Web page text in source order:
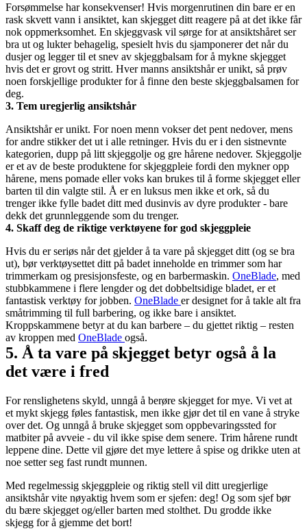
Forsømmelse har konsekvenser! Hvis morgenrutinen din bare er en
rask skvett vann i ansiktet, kan skjegget ditt reagere på at det ikke får
nok oppmerksomhet. En skjeggvask vil sørge for at ansiktshåret ser
bra ut og lukter behagelig, spesielt hvis du sjamponerer det når du
dusjer og legger til et snev av skjeggbalsam for å mykne skjegget
hvis det er grovt og stritt. Hver manns ansiktshår er unikt, så prøv
noen forskjellige produkter for å finne den beste skjeggbalsamen for
deg.
3. Tem uregjerlig ansiktshår
Ansiktshår er unikt. For noen menn vokser det pent nedover, mens
for andre stikker det ut i alle retninger. Hvis du er i den sistnevnte
kategorien, dupp på litt skjeggolje og gre hårene nedover. Skjeggolje
er et av de beste produktene for skjeggpleie fordi den mykner opp
hårene, mens pomade eller voks kan brukes til å forme skjegget eller
barten til din valgte stil. Å er en luksus men ikke et ork, så du
trenger ikke fylle badet ditt med dusinvis av dyre produkter - bare
dekk det grunnleggende som du trenger.
4. Skaff deg de riktige verktøyene for god skjeggpleie
Hvis du er seriøs når det gjelder å ta vare på skjegget ditt (og se bra
ut), bør verktøysettet ditt på badet inneholde en trimmer som har
trimmerkam og presisjonsfeste, og en barbermaskin. OneBlade, med
stubbkammene i flere lengder og det dobbeltsidige bladet, er et
fantastisk verktøy for jobben. OneBlade er designet for å takle alt fra
småtrimming til full barbering, og ikke bare i ansiktet.
Kroppskammene betyr at du kan barbere – du gjettet riktig – resten
av kroppen med OneBlade også.
5. Å ta vare på skjegget betyr også å la
det være i fred
For renslighetens skyld, unngå å berøre skjegget for mye. Vi vet at
et mykt skjegg føles fantastisk, men ikke gjør det til en vane å stryke
over det. Og unngå å bruke skjegget som oppbevaringssted for
matbiter på avveie - du vil ikke spise dem senere. Trim hårene rundt
leppene dine. Dette vil gjøre det mye lettere å spise og drikke uten at
noe setter seg fast rundt munnen.
Med regelmessig skjeggpleie og riktig stell vil ditt uregjerlige
ansiktshår vite nøyaktig hvem som er sjefen: deg! Og som sjef bør
du bære skjegget og/eller barten med stolthet. Du grodde ikke
skjegg for å gjemme det bort!